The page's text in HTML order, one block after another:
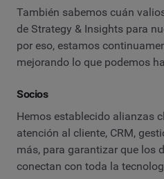
También sabemos cuán
de Strategy & Insights para
por eso, estamos
mejorando lo que podemos
Socios
Hemos establecido alianzas
atención al cliente, CRM,
más, para garantizar que los
conectan con toda la